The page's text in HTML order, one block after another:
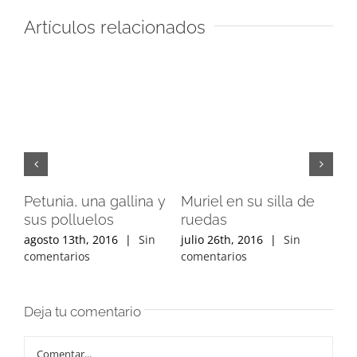
Artículos relacionados
Petunia, una gallina y
sus polluelos
agosto 13th, 2016 |
Sin
comentarios
Muriel en su silla de
ruedas
julio 26th, 2016 |
Sin
comentarios
Deja tu comentario
Comentar